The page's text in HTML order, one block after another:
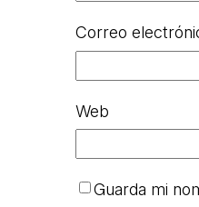
Correo
Web
Guarda mi